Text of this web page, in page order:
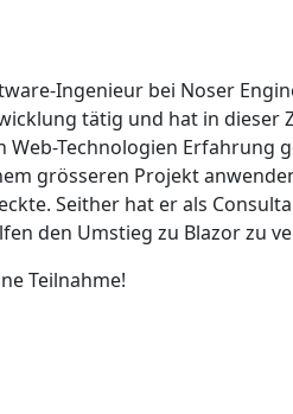
Ingenieur bei Noser
tätig und hat in dieser
Web-Technologien Erfahrung
grösseren Projekt
Seither hat er als
den Umstieg zu Blazor zu
Teilnahme!